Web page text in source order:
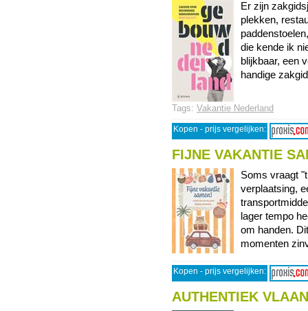
Er zijn
plekken,
die kende ik
blijkbaar, een
handige
Tags: Vakantie Nederland
Kopen - prijs vergelijken:
FIJNE VAKANTIE
Soms vraagt
verplaatsing,
lager tempo
om handen.
momenten
Kopen - prijs vergelijken:
AUTHENTIEK